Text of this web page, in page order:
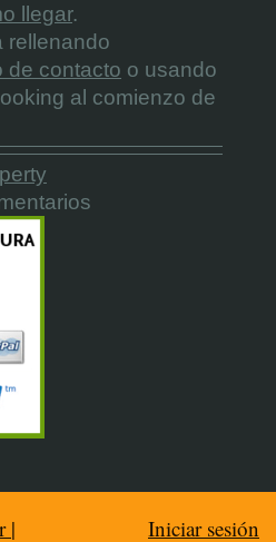
llegar.
rellenando
de contacto o usando
al comienzo de
| Iniciar sesión